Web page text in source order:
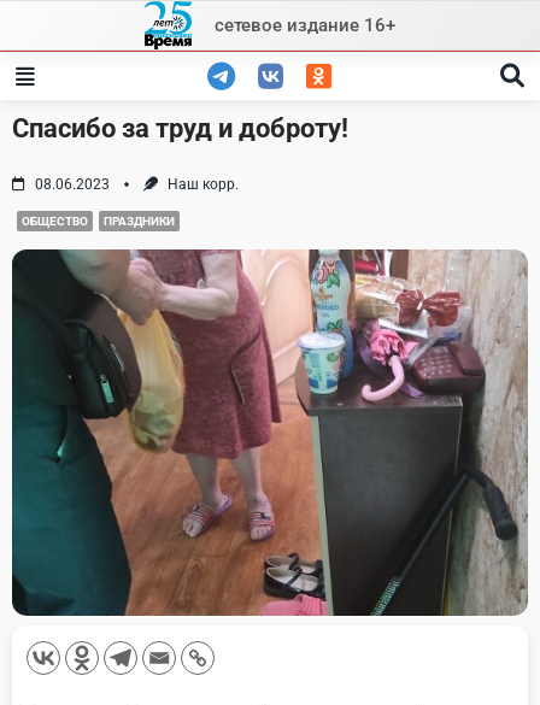
content
сетевое издание 16+
Спасибо за труд и доброту!
08.06.2023 Наш корр.
ОБЩЕСТВО ПРАЗДНИКИ